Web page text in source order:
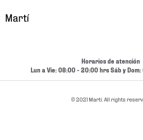
Cambios y Devoluciones
Martí
Términos y Condiciones
Horarios de atención
Lun a Vie: 08:00 - 20:00 hrs Sáb y
© 2021 Martí. All rights